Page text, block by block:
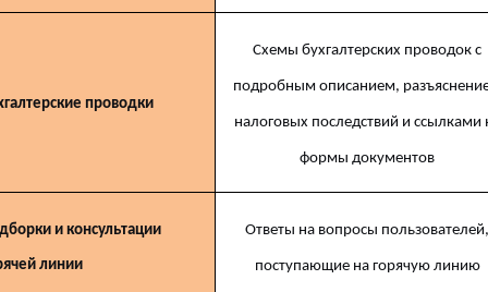
проводки
Схемы бухгалтерских проводок с
подробным описанием,
налоговых последствий и ссылками
формы документов
и консультации
линии
Ответы на вопросы
поступающие на горячую линию